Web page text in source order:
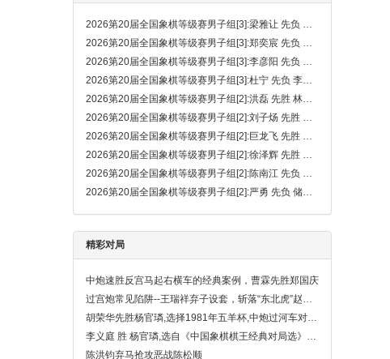
2026第20届全国象棋等级赛男子组[3]:梁雅让 先负 徐泽辉
2026第20届全国象棋等级赛男子组[3]:郑奕宸 先负 姚勤贺
2026第20届全国象棋等级赛男子组[3]:李彦阳 先负 解龙昊
2026第20届全国象棋等级赛男子组[3]:杜宁 先负 李秉臻
2026第20届全国象棋等级赛男子组[2]:洪磊 先胜 林煜昊
2026第20届全国象棋等级赛男子组[2]:刘子炀 先胜 周珂
2026第20届全国象棋等级赛男子组[2]:巨龙飞 先胜 赵勇霖
2026第20届全国象棋等级赛男子组[2]:徐泽辉 先胜 崔航
2026第20届全国象棋等级赛男子组[2]:陈南江 先负 宛龙
2026第20届全国象棋等级赛男子组[2]:严勇 先负 储般若
精彩对局
中炮速胜反宫马起右横车的经典案例，曹霖先胜郑国庆
过宫炮常见陷阱--王瑞祥弃子设套，斩落“东北虎”赵国荣
胡荣华先胜杨官璘,选择1981年五羊杯,中炮过河车对屏风马平炮兑车
李义庭 胜 杨官璘,选自《中国象棋棋王经典对局选》，中炮巡河炮对屏风马
陈洪钧弃马抢攻恶战陈松顺